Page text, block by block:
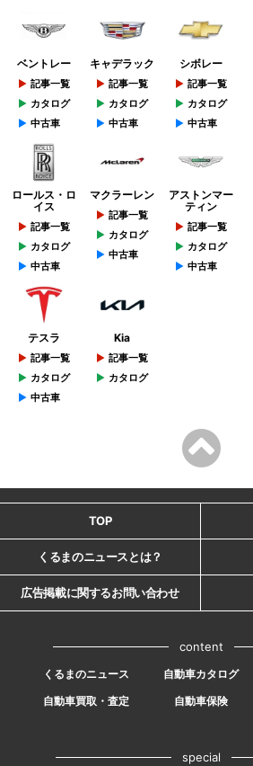
ベントレー
記事一覧
カタログ
中古車
キャデラック
記事一覧
カタログ
中古車
シボレー
記事一覧
カタログ
中古車
ロールス・ロ
イス
記事一覧
カタログ
中古車
マクラーレン
記事一覧
カタログ
中古車
アストンマー
ティン
記事一覧
カタログ
中古車
テスラ
記事一覧
カタログ
中古車
Kia
記事一覧
カタログ
TOP
くるまのニュースとは？
広告掲載に関するお問い合わせ
content
くるまのニュース 自動車カタログ
自動車買取・査定
自動車保険
special